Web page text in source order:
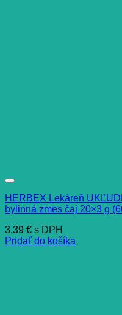
HERBEX Lekáreň
bylinná zmes čaj 20×3 g
3,39 € s DPH
Pridať do košíka